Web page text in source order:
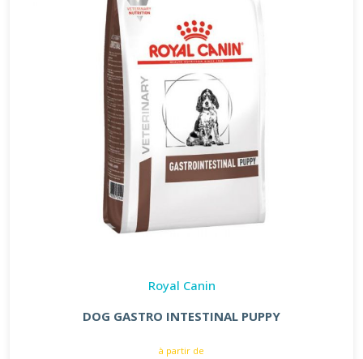
Royal Canin
DOG GASTRO INTESTINAL PUPPY
à partir de